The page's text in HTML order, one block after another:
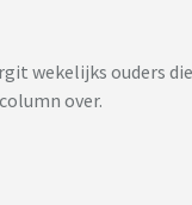
wekelijks ouders
over.